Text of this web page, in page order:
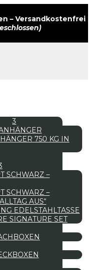
– Versandkostenfrei
750 KG IN
SCHWARZ –
SCHWARZ –
AUS“
EDELSTAHLTASSE
SIGNATURE SET